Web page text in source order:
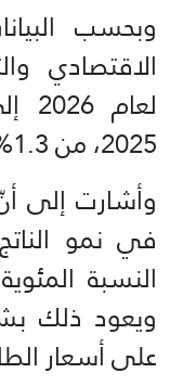
وبحسب
الاقتصادي
2025، من 1.3% إلى 0.7%.
وأشارت إلى
في نمو
النسبة
ويعود ذلك
على أسعار